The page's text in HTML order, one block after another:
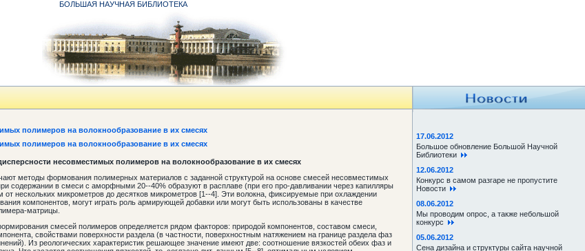
БОЛЬШАЯ НАУЧНАЯ БИБЛИОТЕКА
полимеров на волокнообразование в их смесях
полимеров на волокнообразование в их смесях
несовместимых полимеров на волокнообразование в их смесях
методы формования полимерных материалов с заданной структурой на основе смесей несовместимых
содержании в смеси с аморфными 20--40% образуют в расплаве (при его про-давливании через капилляры
от нескольких микрометров до десятков микрометров [1--4]. Эти волокна, фиксируемые при охлаждении
компонентов, могут играть роль армирующей добавки или могут быть использованы в качестве
матрицы.
смесей полимеров определяется рядом факторов: природой компонентов, составом смеси,
свойствами поверхности раздела (в частности, поверхностным натяжением на границе раздела фаз
Из реологических характеристик решающее значение имеют две: соотношение вязкостей обеих фаз и
17.06.2012
Большое обновление Большой Научной
Библиотеки
12.06.2012
Конкурс в самом разгаре не пропустите
Новости
08.06.2012
Мы проводим опрос, а также небольшой
конкурс
05.06.2012
Сена дизайна и структуры сайта научной